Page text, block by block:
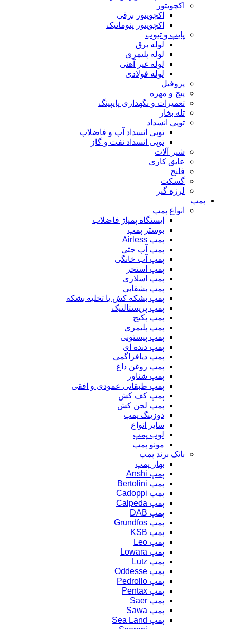
اکچویتور
اکچویتور برقی
اکچویتور پنوماتیک
پایپ و تیوب
لوله برق
لوله پلیمری
لوله غیر آهنی
لوله فولادی
پروفیل
پیچ و مهره
تعمیرات و نگهداری پایپینگ
تله بخار
توپی انسداد
توپی انسداد آب و فاضلاب
توپی انسداد نفت و گاز
شیر آلات
عایق کاری
فلنج
گسکت
لرزه گیر
پمپ
انواع پمپ
ایستگاه پمپاژ فاضلاب
بوستر پمپ
پمپ Airless
پمپ آب جتی
پمپ آب خانگی
پمپ استخر
پمپ اسلاری
پمپ بشقابی
پمپ بشکه کش یا تخلیه بشکه
پمپ پریستالتیک
پمپ پکیج
پمپ پلیمری
پمپ پیستونی
پمپ دنده ای
پمپ دیافراگمی
پمپ روغن داغ
پمپ شناور
پمپ طبقاتی عمودی و افقی
پمپ کف کش
پمپ لجن کش
دوزینگ پمپ
سایر انواع
لوب پمپ
مونو پمپ
بانک برند پمپ
بهار پمپ
پمپ Anshi
پمپ Bertolini
پمپ Cadoppi
پمپ Calpeda
پمپ DAB
پمپ Grundfos
پمپ KSB
پمپ Leo
پمپ Lowara
پمپ Lutz
پمپ Oddesse
پمپ Pedrollo
پمپ Pentax
پمپ Saer
پمپ Sawa
پمپ Sea Land